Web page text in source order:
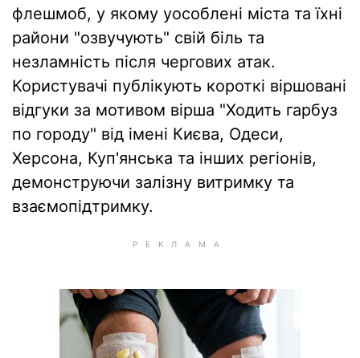
флешмоб, у якому уособлені міста та їхні
райони "озвучують" свій біль та
незламність після чергових атак.
Користувачі публікують короткі віршовані
відгуки за мотивом вірша "Ходить гарбуз
по городу" від імені Києва, Одеси,
Херсона, Куп'янська та інших регіонів,
демонструючи залізну витримку та
взаємопідтримку.